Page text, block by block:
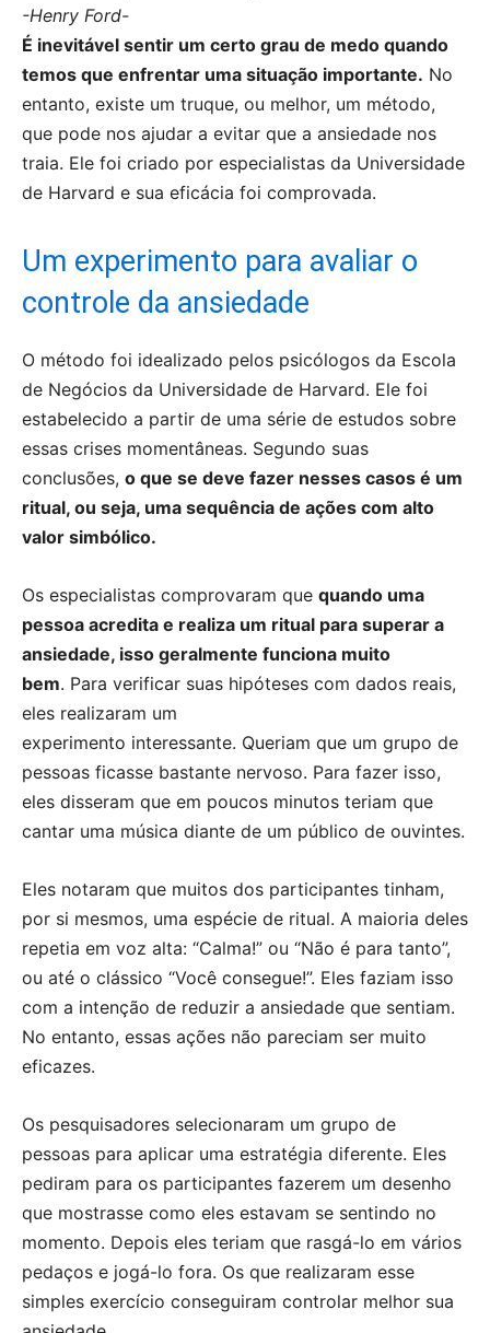
-Henry Ford-
É inevitável sentir um certo grau de medo quando
temos que enfrentar uma situação importante. No
entanto, existe um truque, ou melhor, um método,
que pode nos ajudar a evitar que a ansiedade nos
traia. Ele foi criado por especialistas da Universidade
de Harvard e sua eficácia foi comprovada.
Um experimento para avaliar o
controle da ansiedade
O método foi idealizado pelos psicólogos da Escola
de Negócios da Universidade de Harvard. Ele foi
estabelecido a partir de uma série de estudos sobre
essas crises momentâneas. Segundo suas
conclusões, o que se deve fazer nesses casos é um
ritual, ou seja, uma sequência de ações com alto
valor simbólico.
Os especialistas comprovaram que quando uma
pessoa acredita e realiza um ritual para superar a
ansiedade, isso geralmente funciona muito
bem. Para verificar suas hipóteses com dados reais,
eles realizaram um
experimento interessante. Queriam que um grupo de
pessoas ficasse bastante nervoso. Para fazer isso,
eles disseram que em poucos minutos teriam que
cantar uma música diante de um público de ouvintes.
Eles notaram que muitos dos participantes tinham,
por si mesmos, uma espécie de ritual. A maioria deles
repetia em voz alta: “Calma!” ou “Não é para tanto”,
ou até o clássico “Você consegue!”. Eles faziam isso
com a intenção de reduzir a ansiedade que sentiam.
No entanto, essas ações não pareciam ser muito
eficazes.
Os pesquisadores selecionaram um grupo de
pessoas para aplicar uma estratégia diferente. Eles
pediram para os participantes fazerem um desenho
que mostrasse como eles estavam se sentindo no
momento. Depois eles teriam que rasgá-lo em vários
pedaços e jogá-lo fora. Os que realizaram esse
simples exercício conseguiram controlar melhor sua